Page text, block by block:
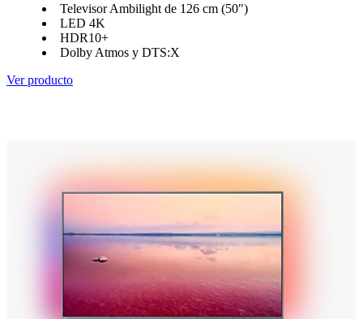
Televisor Ambilight de 126 cm (50")
LED 4K
HDR10+
Dolby Atmos y DTS:X
Ver producto